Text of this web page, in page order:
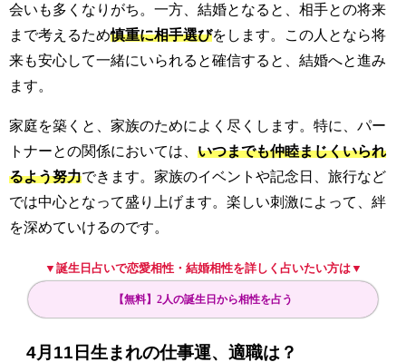
会いも多くなりがち。一方、結婚となると、相手との将来
まで考えるため慎重に相手選びをします。この人となら将
来も安心して一緒にいられると確信すると、結婚へと進み
ます。
家庭を築くと、家族のためによく尽くします。特に、パー
トナーとの関係においては、 いつまでも仲睦まじくいられ
るよう努力できます。家族のイベントや記念日、旅行など
では中心となって盛り上げます。楽しい刺激によって、絆
を深めていけるのです。
▼誕生日占いで恋愛相性・結婚相性を詳しく占いたい方は▼
【無料】2人の誕生日から相性を占う
4月11日生まれの仕事運、適職は？